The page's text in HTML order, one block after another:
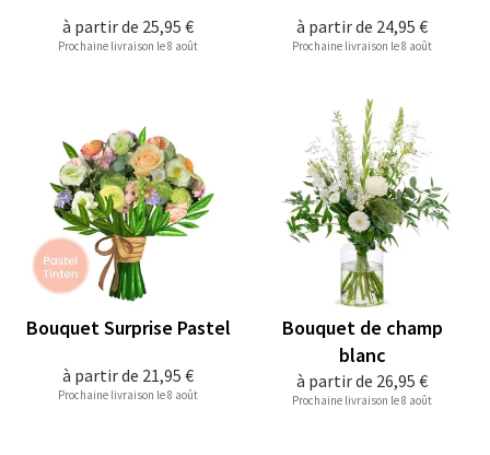
à partir de 25,95 €
Prochaine livraison le 8 août
à partir de 24,95 €
Prochaine livraison le 8 août
à partir de 21,95 €
Bouquet Surprise Pastel
Prochaine livraison le 8 août
à partir de 26,95 €
Bouquet de champ
blanc
Prochaine livraison le 8 août